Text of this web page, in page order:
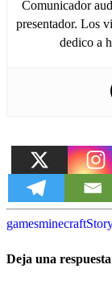
Comunicador
presentador. Los
dedico a
gamesminecraft
Deja una respuesta